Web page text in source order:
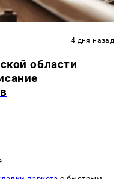
4 дня назад
области